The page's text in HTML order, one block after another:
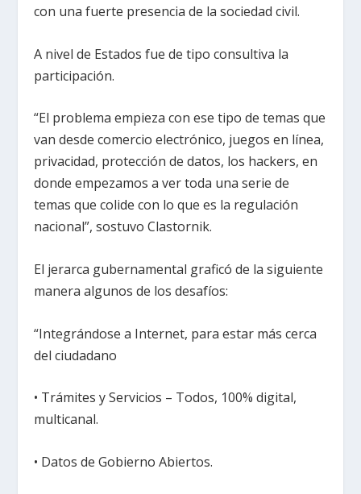
con una fuerte presencia de la sociedad civil.
A nivel de Estados fue de tipo consultiva la
participación.
“El problema empieza con ese tipo de temas que
van desde comercio electrónico, juegos en línea,
privacidad, protección de datos, los hackers, en
donde empezamos a ver toda una serie de
temas que colide con lo que es la regulación
nacional”, sostuvo Clastornik.
El jerarca gubernamental graficó de la siguiente
manera algunos de los desafíos:
“Integrándose a Internet, para estar más cerca
del ciudadano
• Trámites y Servicios – Todos, 100% digital,
multicanal.
• Datos de Gobierno Abiertos.